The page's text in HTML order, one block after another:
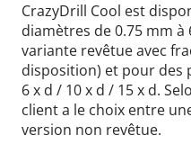
CrazyDrill Cool est
diamètres de 0.75 mm à
variante revêtue avec
disposition) et pour des
6 x d / 10 x d / 15 x d.
client a le choix entre
version non revêtue.